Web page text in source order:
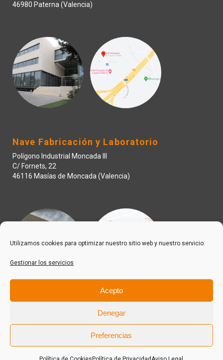
Utilizamos cookies para optimizar nuestro sitio web y nuestro servicio.
Gestionar los servicios
Acepto
Denegar
Preferencias
46980 Paterna (Valencia)
Nave Fabricación y Laboratorio
Polígono Industrial Moncada III
C/ Fornets, 22
46116 Masías de Moncada (Valencia)
© 2022 IQD Invesquia S.L. Todos los derechos reservados.
Política de Privacidad
Aviso Legal